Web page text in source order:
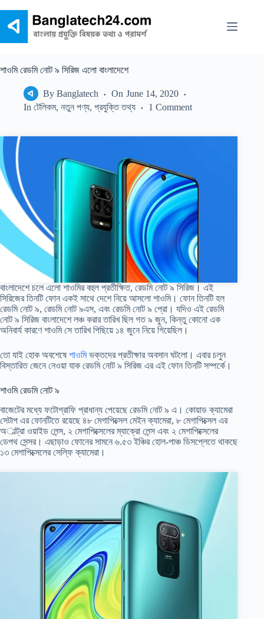
content
শাওমি রেডমি নোট ৯ সিরিজ এলো বাংলাদেশে
By Banglatech On June 14, 2020
In টেলিকম,নতুন পণ্য,প্রযুক্তি তথ্য 1 Comment
বাংলাদেশে চলে এলো শাওমির বহুল প্রতীক্ষিত, রেডমি নোট ৯ সিরিজ। এই
সিরিজের তিনটি ফোন একই সাথে দেশে নিয়ে আসলো শাওমি। ফোন তিনটি হল
রেডমি নোট ৯, রেডমি নোট ৯এস, এবং রেডমি নোট ৯ প্রো। যদিও এই রেডমি
নোট ৯ সিরিজ বাংলাদেশে লঞ্চ করার তারিখ ছিল গত ৯ জুন, কিন্তু কোনো এক
অনিবার্য কারণে শাওমি সে তারিখ পিছিয়ে ১৪ জুনে নিয়ে গিয়েছিল।
তো যাই হোক অবশেষে শাওমিভক্তদের প্রতীক্ষার অবসান ঘটলো। এবার চলুন
বিস্তারিত জেনে নেওয়া যাক রেডমি নোট ৯ সিরিজ এর এই ফোন তিনটি সম্পর্কে।
শাওমি রেডমি নোট ৯
বাজেটের মধ্যে ফটোগ্রাফি প্রাধান্য পেয়েছে রেডমি নোট ৯ এ। কোয়াড ক্যামেরা
সেটাপ এর ফোনটিতে রয়েছে ৪৮ মেগাপিক্সেল মেইন ক্যামেরা, ৮ মেগাপিক্সেল এর
অাল্ট্রা ওয়াইড লেন্স, ২ মেগাপিক্সেলের ম্যাক্রো লেন্স এবং ২ মেগাপিক্সেলের
ডেপথ সেন্সর। এছাড়াও ফোনের সামনে ৬.৫৩ ইঞ্চির হোল-পাঞ্চ ডিসপ্লেতে থাকছে
১৩ মেগাপিক্সেলের সেল্ফি ক্যামেরা।